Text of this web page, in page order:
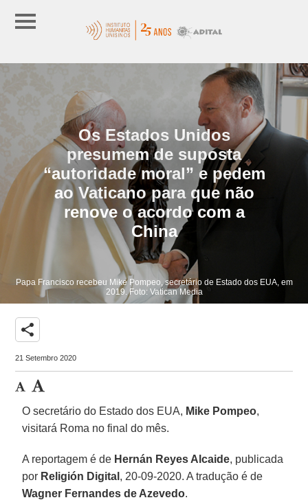
Os Estados Unidos
presumem de suposta
“autoridade moral” e pedem
ao Vaticano para que não
renove o acordo com a
China
Papa Francisco recebeu Mike Pompeo, secretário de Estado dos EUA, em
2019. Foto: Vatican Media
share
21 Setembro 2020
O secretário do Estado dos EUA, Mike Pompeo,
visitará Roma no final do mês.
A reportagem é de Hernán Reyes Alcaide, publicada
por Religión Digital , 20-09-2020. A tradução é de
Wagner Fernandes de Azevedo.